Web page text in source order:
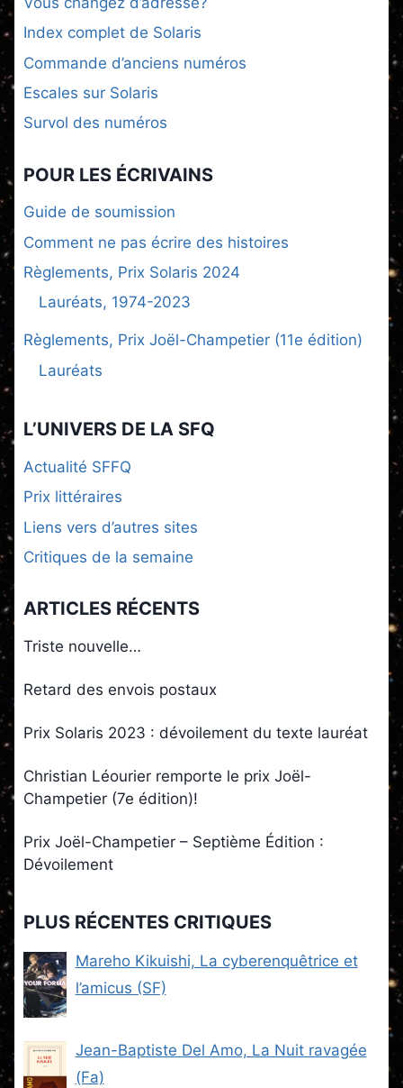
Index complet de Solaris
Commande d’anciens numéros
Escales sur Solaris
Survol des numéros
POUR LES ÉCRIVAINS
Guide de soumission
Comment ne pas écrire des histoires
Règlements, Prix Solaris 2024
Lauréats, 1974-2023
Règlements, Prix Joël-Champetier (11e édition)
Lauréats
L’UNIVERS DE LA SFQ
Actualité SFFQ
Prix littéraires
Liens vers d’autres sites
Critiques de la semaine
ARTICLES RÉCENTS
Triste nouvelle…
Retard des envois postaux
Prix Solaris 2023 : dévoilement du texte lauréat
Christian Léourier remporte le prix Joël-
Champetier (7e édition)!
Prix Joël-Champetier – Septième Édition :
Dévoilement
PLUS RÉCENTES CRITIQUES
Mareho Kikuishi, La cyberenquêtrice et
l’amicus (SF)
Jean-Baptiste Del Amo, La Nuit ravagée
(Fa)